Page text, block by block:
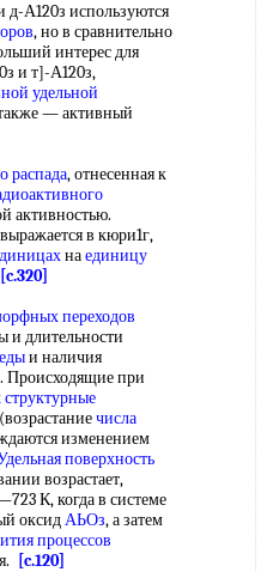
А120з используются
, но в сравнительно
интерес для
и т]-А120з,
удельной
— активный
распада, отнесенная к
активностью.
в кюри1г,
наединицу
[c.320]
переходов
и длительности
и наличия
при
структурные
числа
изменением
поверхность
возрастает,
К, когда в системе
оксидАЬОз, а затем
процессов
[c.120]